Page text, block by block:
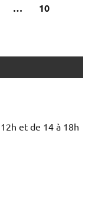
…
10
et de 14 à 18h